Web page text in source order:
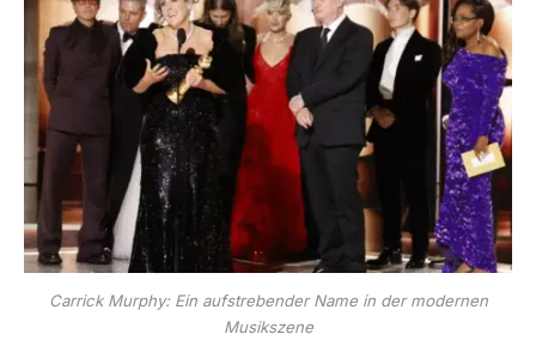
Carrick Murphy: Ein aufstrebender Name in der modernen
Musikszene